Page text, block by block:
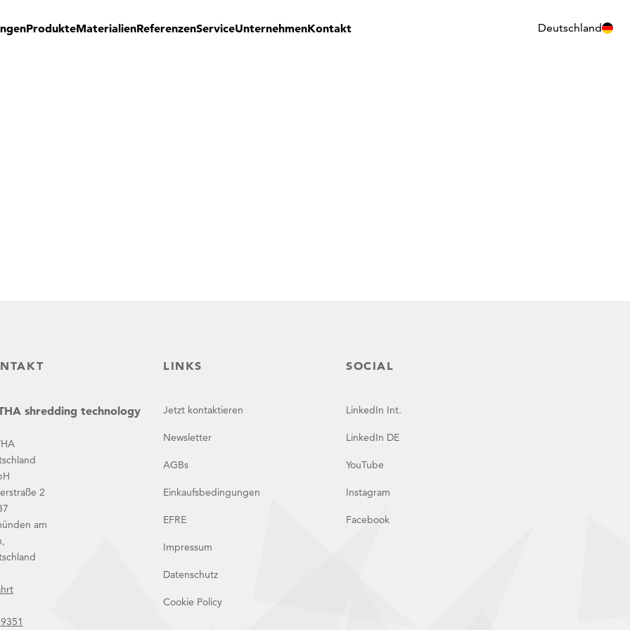
ProdukteMaterialienReferenzenServiceUnternehmenKontakt Deutschland
shredding technology
2
am
LINKS
Jetzt kontaktieren
Newsletter
AGBs
Einkaufsbedingungen
EFRE
Impressum
Datenschutz
Cookie Policy
SOCIAL
LinkedIn Int.
LinkedIn DE
YouTube
Instagram
Facebook